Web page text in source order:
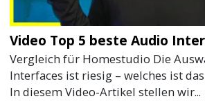
Video Top 5 beste Audio
Vergleich für Homestudio Die
Interfaces ist riesig – welches ist
In diesem Video-Artikel stellen wir...